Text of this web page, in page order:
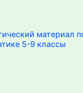
материал
5-9 классы